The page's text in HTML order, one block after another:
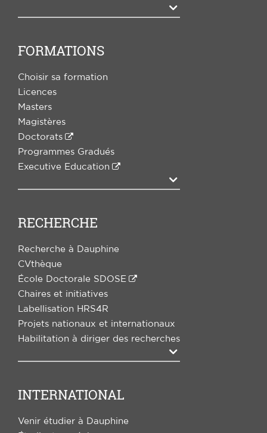
Agrandir
FORMATIONS
Choisir sa formation
Licences
Masters
Magistères
Doctorats
Programmes Gradués
Executive Education
Agrandir
RECHERCHE
Recherche à Dauphine
CVthèque
École Doctorale SDOSE
Chaires et initiatives
Labellisation HRS4R
Projets nationaux et internationaux
Habilitation à diriger des recherches
Agrandir
INTERNATIONAL
Venir étudier à Dauphine